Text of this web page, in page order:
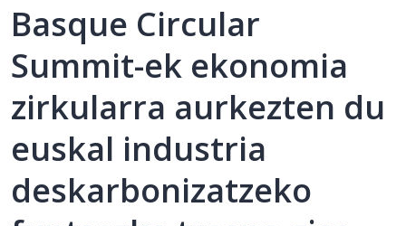
Basque Circular
Summit-ek ekonomia
zirkularra aurkezten du
euskal industria
deskarbonizatzeko